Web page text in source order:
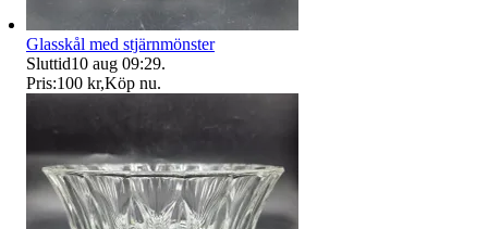
Glasskål med stjärnmönster
Sluttid10 aug 09:29.
Pris:100 kr,Köp nu.